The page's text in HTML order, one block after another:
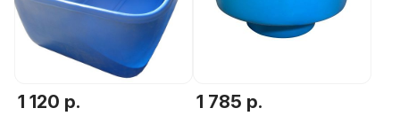
1 120 р. 1 785 р.